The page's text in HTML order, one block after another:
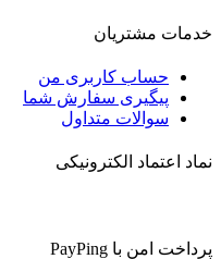
خدمات مشتریان
حساب کاربری من
پیگیری سفارش شما
سوالات متداول
نماد اعتماد الکترونیکی
پرداخت امن با PayPing